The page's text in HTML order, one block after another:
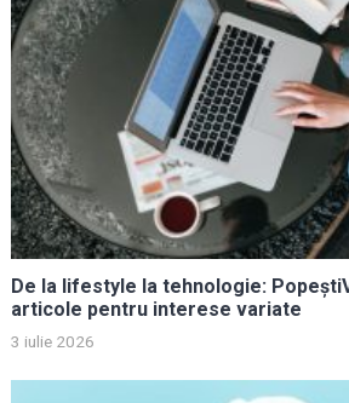
De la lifestyle la tehnologie:
articole pentru interese variate
3 iulie 2026